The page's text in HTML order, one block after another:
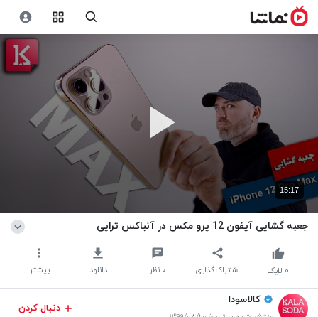
15:17
جعبه گشایی آیفون 12 پرو مکس در آنباکس تراپی
اشتراک‌گذاری ۰ نظر دانلود بیشتر ۰ لایک
کالاسودا
دنبال کردن